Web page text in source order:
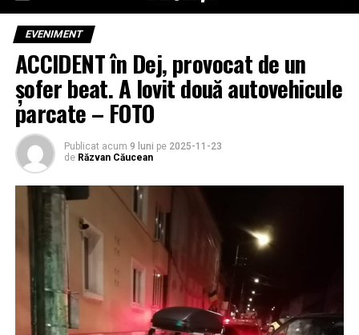
EVENIMENT
ACCIDENT în Dej, provocat de un
șofer beat. A lovit două autovehicule
parcate – FOTO
Publicat acum 9 luni pe 2025-11-23
de Răzvan Căucean